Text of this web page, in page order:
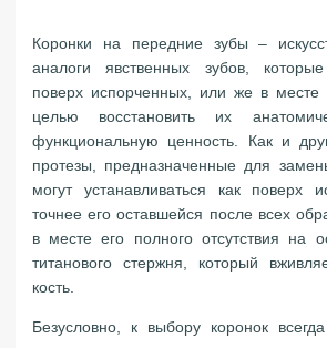
Коронки на передние зубы –
аналоги явственных зубов, которые
поверх испорченных, или же в месте
целью восстановить их
функциональную ценность. Как и
протезы, предназначенные для
могут устанавливаться как поверх
точнее его оставшейся после всех
в месте его полного отсутствия на
титанового стержня, который
кость.
Безусловно, к выбору коронок